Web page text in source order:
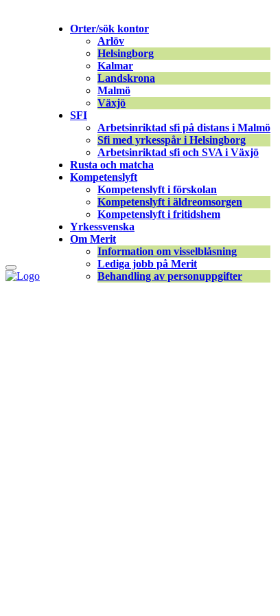
Fronter
Registrera CV
Orter/sök kontor
Arlöv
Helsingborg
Kalmar
Landskrona
Malmö
Växjö
SFI
Arbetsinriktad sfi på distans i Malmö
Sfi med yrkesspår i Helsingborg
Arbetsinriktad sfi och SVA i Växjö
Rusta och matcha
Kompetenslyft
Kompetenslyft i förskolan
Kompetenslyft i äldreomsorgen
Kompetenslyft i fritidshem
Yrkessvenska
Om Merit
Information om visselblåsning
Lediga jobb på Merit
Behandling av personuppgifter
Coachens direktjobb_Rityta 1 |←
Gabriela Mas |7 oktober, 2022